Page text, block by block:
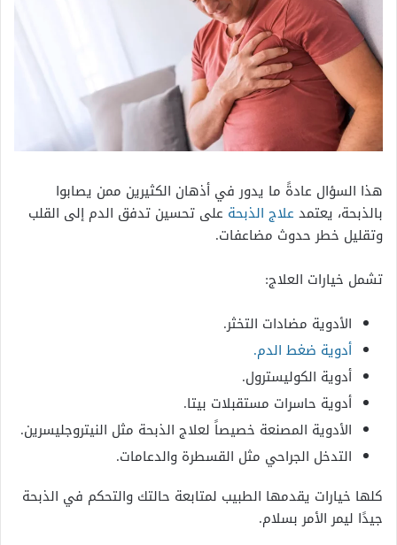
هذا السؤال عادةً ما يدور في أذهان الكثيرين ممن يصابوا
بالذبحة، يعتمد علاج الذبحة على تحسين تدفق الدم إلى القلب
وتقليل خطر حدوث مضاعفات.
تشمل خيارات العلاج:
الأدوية مضادات التخثر.
أدوية ضغط الدم.
أدوية الكوليسترول.
أدوية حاسرات مستقبلات بيتا.
الأدوية المصنعة خصيصاً لعلاج الذبحة مثل النيتروجليسرين.
التدخل الجراحي مثل القسطرة والدعامات.
كلها خيارات يقدمها الطبيب لمتابعة حالتك والتحكم في الذبحة
جيدًا ليمر الأمر بسلام.